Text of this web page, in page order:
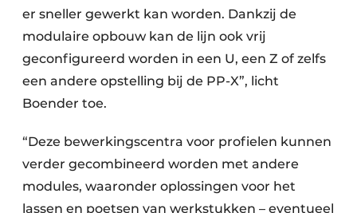
er sneller gewerkt kan worden. Dankzij de
modulaire opbouw kan de lijn ook vrij
geconfigureerd worden in een U, een Z of zelfs
een andere opstelling bij de PP-X”, licht
Boender toe.
“Deze bewerkingscentra voor profielen kunnen
verder gecombineerd worden met andere
modules, waaronder oplossingen voor het
lassen en poetsen van werkstukken – eventueel